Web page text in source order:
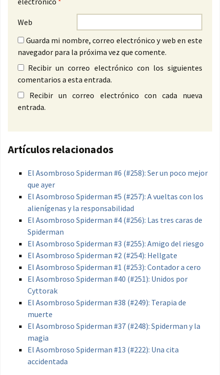
Web
Guarda mi nombre, correo electrónico y web en este
navegador para la próxima vez que comente.
Recibir un correo electrónico con los siguientes
comentarios a esta entrada.
Recibir un correo electrónico con cada nueva
entrada.
Artículos relacionados
El Asombroso Spiderman #6 (#258): Ser un poco mejor
que ayer
El Asombroso Spiderman #5 (#257): A vueltas con los
alienígenas y la responsabilidad
El Asombroso Spiderman #4 (#256): Las tres caras de
Spiderman
El Asombroso Spiderman #3 (#255): Amigo del riesgo
El Asombroso Spiderman #2 (#254): Hellgate
El Asombroso Spiderman #1 (#253): Contador a cero
El Asombroso Spiderman #40 (#251): Unidos por
Cyttorak
El Asombroso Spiderman #38 (#249): Terapia de
muerte
El Asombroso Spiderman #37 (#248): Spiderman y la
magia
El Asombroso Spiderman #13 (#222): Una cita
accidentada